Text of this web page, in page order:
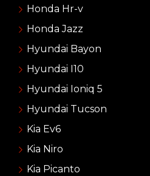
Honda Hr-v
Honda Jazz
Hyundai Bayon
Hyundai I10
Hyundai Ioniq 5
Hyundai Tucson
Kia Ev6
Kia Niro
Kia Picanto